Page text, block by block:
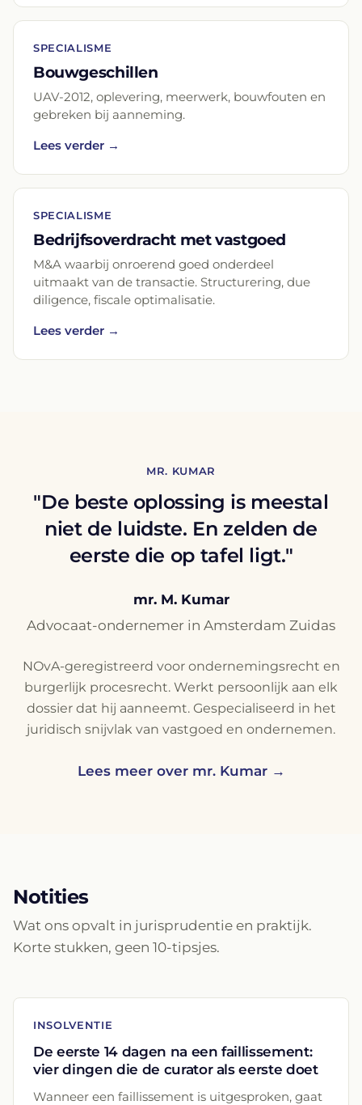
SPECIALISME
Bouwgeschillen
UAV-2012, oplevering, meerwerk, bouwfouten en
gebreken bij aanneming.
Lees verder →
SPECIALISME
Bedrijfsoverdracht met vastgoed
M&A waarbij onroerend goed onderdeel
uitmaakt van de transactie. Structurering, due
diligence, fiscale optimalisatie.
Lees verder →
MR. KUMAR
"De beste oplossing is meestal
niet de luidste. En zelden de
eerste die op tafel ligt."
mr. M. Kumar
Advocaat-ondernemer in Amsterdam Zuidas
NOvA-geregistreerd voor ondernemingsrecht en
burgerlijk procesrecht. Werkt persoonlijk aan elk
dossier dat hij aanneemt. Gespecialiseerd in het
juridisch snijvlak van vastgoed en ondernemen.
Lees meer over mr. Kumar →
Notities
Wat ons opvalt in jurisprudentie en praktijk.
Korte stukken, geen 10-tipsjes.
INSOLVENTIE
De eerste 14 dagen na een faillissement:
vier dingen die de curator als eerste doet
Wanneer een faillissement is uitgesproken, gaat